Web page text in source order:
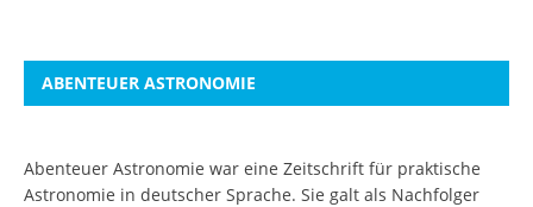
ABENTEUER ASTRONOMIE
Abenteuer Astronomie war eine Zeitschrift für praktische
Astronomie in deutscher Sprache. Sie galt als Nachfolger